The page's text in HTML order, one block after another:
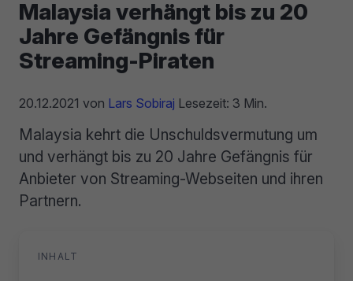
Malaysia verhängt bis zu 20
Jahre Gefängnis für
Streaming-Piraten
20.12.2021 von Lars Sobiraj Lesezeit: 3 Min.
Malaysia kehrt die Unschuldsvermutung um
und verhängt bis zu 20 Jahre Gefängnis für
Anbieter von Streaming-Webseiten und ihren
Partnern.
INHALT